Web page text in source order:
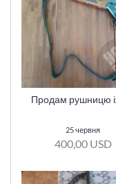
Продам рушницю
25 червня
400,00 USD